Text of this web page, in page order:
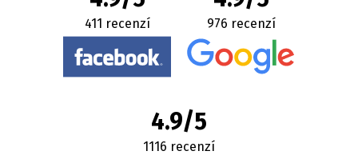
411 recenzí 976 recenzí
4.9/5
1116 recenzí